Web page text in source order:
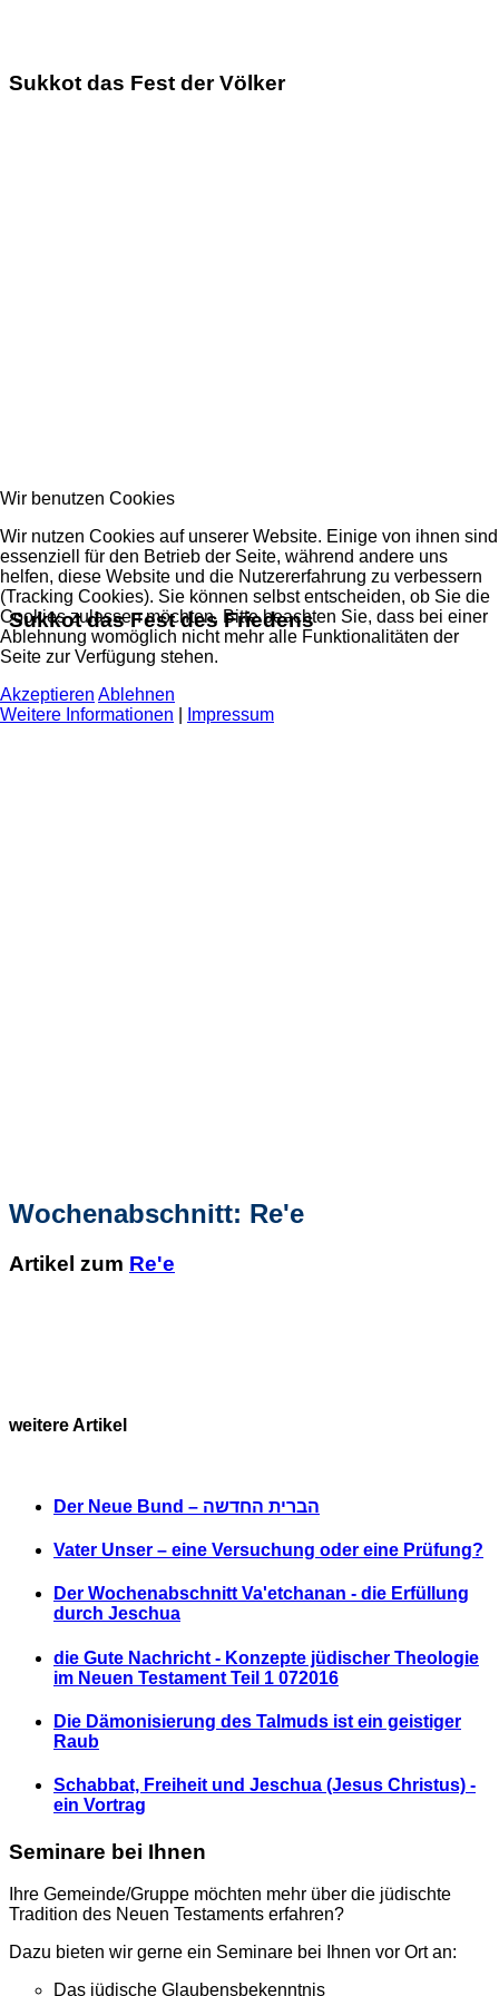
Sukkot das Fest der Völker
Sukkot das Fest des Friedens
Wochenabschnitt: Re'e
Artikel zum Re'e
weitere Artikel
Der Neue Bund – הברית החדשה
Vater Unser – eine Versuchung oder eine Prüfung?
Der Wochenabschnitt Va'etchanan - die Erfüllung
durch Jeschua
die Gute Nachricht - Konzepte jüdischer Theologie
im Neuen Testament Teil 1 072016
Die Dämonisierung des Talmuds ist ein geistiger
Raub
Schabbat, Freiheit und Jeschua (Jesus Christus) -
ein Vortrag
Seminare bei Ihnen
Ihre Gemeinde/Gruppe möchten mehr über die jüdischte
Tradition des Neuen Testaments erfahren?
Dazu bieten wir gerne ein Seminare bei Ihnen vor Ort an:
Das jüdische Glaubensbekenntnis
Wir benutzen Cookies
Wir nutzen Cookies auf unserer Website. Einige von ihnen sind
essenziell für den Betrieb der Seite, während andere uns
helfen, diese Website und die Nutzererfahrung zu verbessern
(Tracking Cookies). Sie können selbst entscheiden, ob Sie die
Cookies zulassen möchten. Bitte beachten Sie, dass bei einer
Ablehnung womöglich nicht mehr alle Funktionalitäten der
Seite zur Verfügung stehen.
Akzeptieren Ablehnen
Weitere Informationen
Impressum